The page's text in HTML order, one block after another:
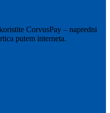
CorvusPay – napredni
putem interneta.